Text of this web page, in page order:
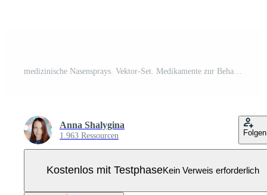
Anna Shalygina
1.963 Ressourcen Folgen
Kostenlos mit TestphaseKein Verweis erforderlich